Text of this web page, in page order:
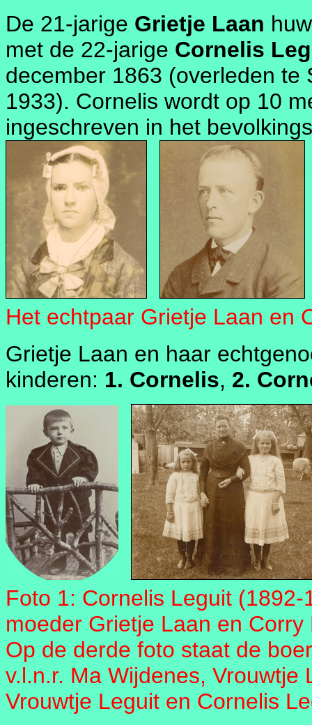
De 21-jarige Grietje Laan
met de 22-jarige Cornelis
december 1863 (overleden te
1933). Cornelis wordt op 10
ingeschreven in het
Het echtpaar Grietje Laan en
Grietje Laan en haar
kinderen: 1. Cornelis, 2.
Foto 1: Cornelis Leguit
moeder Grietje Laan en
Op de derde foto staat de
v.l.n.r. Ma Wijdenes,
Vrouwtje Leguit en Cornelis